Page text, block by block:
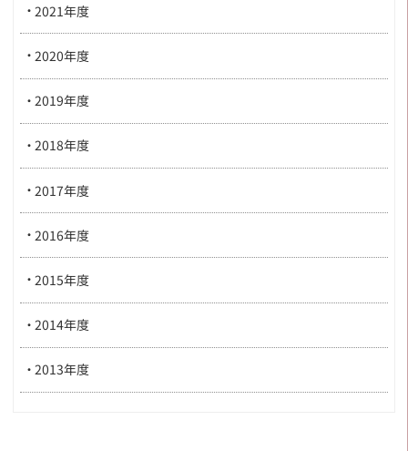
2021年度
2020年度
2019年度
2018年度
2017年度
2016年度
2015年度
2014年度
2013年度